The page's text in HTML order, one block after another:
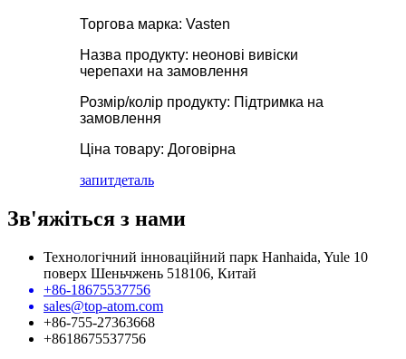
Торгова марка: Vasten
Назва продукту: неонові вивіски
черепахи на замовлення
Розмір/колір продукту: Підтримка на
замовлення
Ціна товару: Договірна
запитдеталь
Зв'яжіться з нами
Технологічний інноваційний парк Hanhaida, Yule 10
поверх Шеньчжень 518106, Китай
+86-18675537756
sales@top-atom.com
+86-755-27363668
+8618675537756